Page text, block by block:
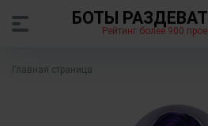
БОТЫ
Рейтинг более 900
Главная страница